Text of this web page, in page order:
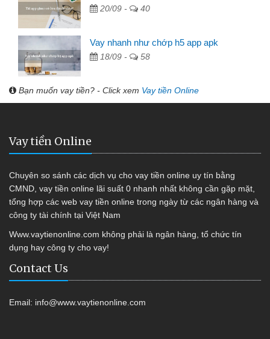
20/09 - 40
Vay nhanh như chớp h5 app apk
18/09 - 58
Bạn muốn vay tiền? - Click xem Vay tiền Online
Vay tiền Online
Chuyên so sánh các dịch vụ cho vay tiền online uy tín bằng
CMND, vay tiền online lãi suất 0 nhanh nhất không cần gặp mặt,
tổng hợp các web vay tiền online trong ngày từ các ngân hàng và
công ty tài chính tại Việt Nam
Www.vaytienonline.com không phải là ngân hàng, tổ chức tín
dụng hay công ty cho vay!
Contact Us
Email: info@www.vaytienonline.com